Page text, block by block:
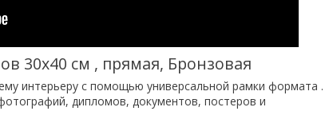
30х40 см , прямая, Бронзовая
интерьеру с помощью универсальной рамки формата .
дипломов, документов, постеров и